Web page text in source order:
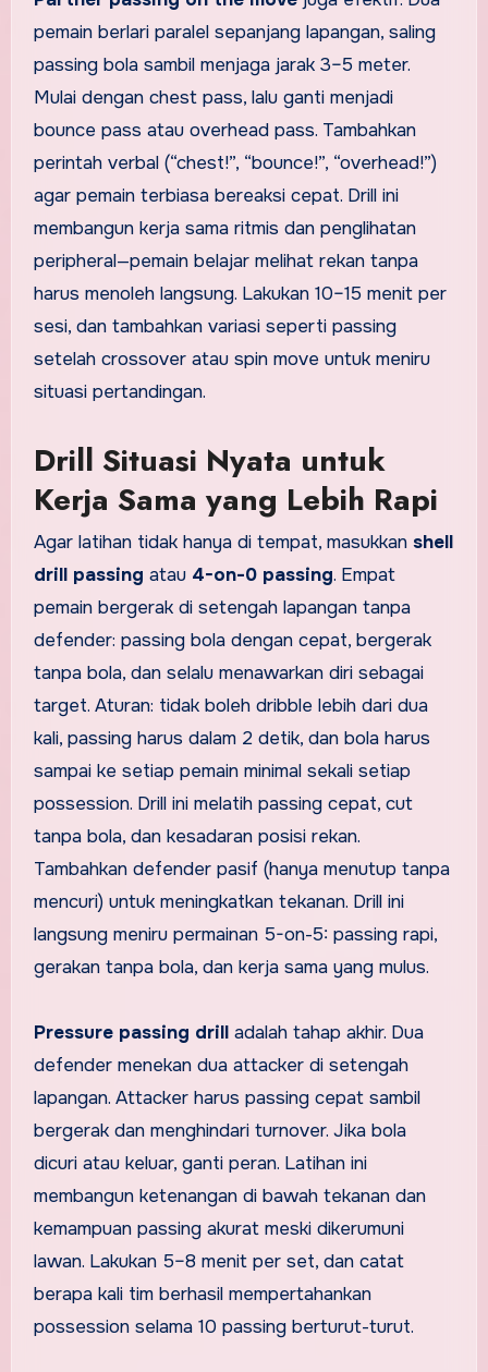
pemain berlari paralel sepanjang lapangan, saling
passing bola sambil menjaga jarak 3–5 meter.
Mulai dengan chest pass, lalu ganti menjadi
bounce pass atau overhead pass. Tambahkan
perintah verbal (“chest!”, “bounce!”, “overhead!”)
agar pemain terbiasa bereaksi cepat. Drill ini
membangun kerja sama ritmis dan penglihatan
peripheral—pemain belajar melihat rekan tanpa
harus menoleh langsung. Lakukan 10–15 menit per
sesi, dan tambahkan variasi seperti passing
setelah crossover atau spin move untuk meniru
situasi pertandingan.
Drill Situasi Nyata untuk
Kerja Sama yang Lebih Rapi
Agar latihan tidak hanya di tempat, masukkan shell
drill passing atau 4-on-0 passing. Empat
pemain bergerak di setengah lapangan tanpa
defender: passing bola dengan cepat, bergerak
tanpa bola, dan selalu menawarkan diri sebagai
target. Aturan: tidak boleh dribble lebih dari dua
kali, passing harus dalam 2 detik, dan bola harus
sampai ke setiap pemain minimal sekali setiap
possession. Drill ini melatih passing cepat, cut
tanpa bola, dan kesadaran posisi rekan.
Tambahkan defender pasif (hanya menutup tanpa
mencuri) untuk meningkatkan tekanan. Drill ini
langsung meniru permainan 5-on-5: passing rapi,
gerakan tanpa bola, dan kerja sama yang mulus.
Pressure passing drilladalah tahap akhir. Dua
defender menekan dua attacker di setengah
lapangan. Attacker harus passing cepat sambil
bergerak dan menghindari turnover. Jika bola
dicuri atau keluar, ganti peran. Latihan ini
membangun ketenangan di bawah tekanan dan
kemampuan passing akurat meski dikerumuni
lawan. Lakukan 5–8 menit per set, dan catat
berapa kali tim berhasil mempertahankan
possession selama 10 passing berturut-turut.